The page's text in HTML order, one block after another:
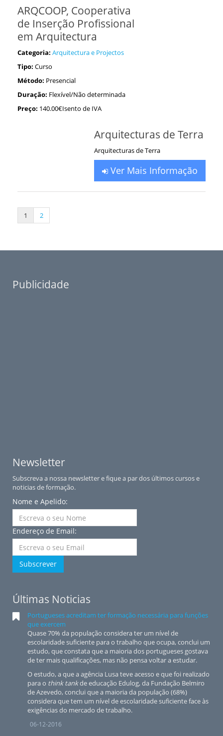
ARQCOOP, Cooperativa
de Inserção Profissional
em Arquitectura
Categoria: Arquitectura e Projectos
Tipo: Curso
Método: Presencial
Duração: Flexível/Não determinada
Preço: 140.00€Isento de IVA
Arquitecturas de Terra
Arquitecturas de Terra
Ver Mais Informação
1 2
Publicidade
Newsletter
Subscreva a nossa newsletter e fique a par dos últimos cursos e
noticias de formação.
Nome e Apelido:
Endereço de Email:
Subscrever
Últimas Noticias
Portugueses acreditam ter formação necessária para funções
que exercem
Quase 70% da população considera ter um nível de
escolaridade suficiente para o trabalho que ocupa, conclui um
estudo, que constata que a maioria dos portugueses gostava
de ter mais qualificações, mas não pensa voltar a estudar.
O estudo, a que a agência Lusa teve acesso e que foi realizado
para o think tankde educação Edulog, da Fundação Belmiro
de Azevedo, conclui que a maioria da população (68%)
considera que tem um nível de escolaridade suficiente face às
exigências do mercado de trabalho.
06-12-2016